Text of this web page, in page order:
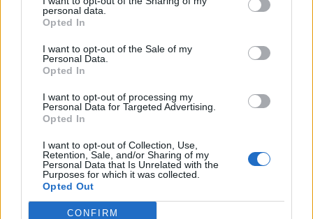
personal data.
Opted In
I want to opt-out of the Sale of my
Personal Data.
Opted In
I want to opt-out of processing my
Personal Data for Targeted Advertising.
Opted In
I want to opt-out of Collection, Use,
Retention, Sale, and/or Sharing of my
Personal Data that Is Unrelated with the
Purposes for which it was collected.
Opted Out
CONFIRM
χλμ./ώρα έρχονται σε 8,9 δλ., αν έχεις επιλέξει το
& Sport), ενώ η μέγιστη ταχύτητα περιορίζεται
ηλεκτρονικά στα 150 χλμ./ώρα για να διευκολύνει την
αυτοφορτιζόμενη διαδικασία και να διατηρεί στην
μπαταρία πάντα ένα απόθεμα ενέργειας (περίπου στο